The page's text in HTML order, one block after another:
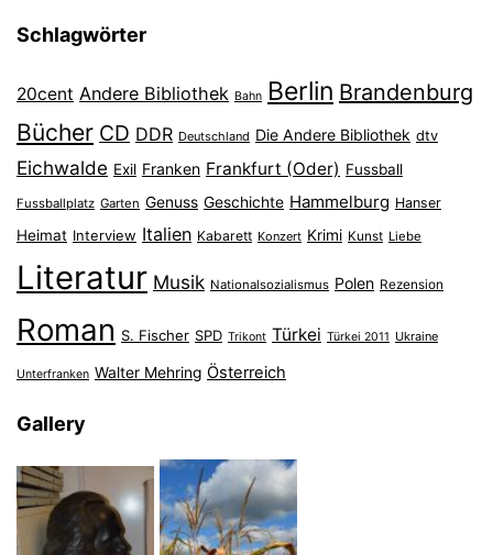
Schlagwörter
20cent Andere Bibliothek Bahn Berlin Brandenburg
Bücher CD DDR Deutschland Die Andere Bibliothek dtv
Eichwalde Exil Franken Frankfurt (Oder) Fussball
Fussballplatz Garten Genuss Geschichte Hammelburg Hanser
Heimat Interview Italien Kabarett Konzert Krimi Kunst Liebe
Literatur Musik Nationalsozialismus Polen Rezension
Roman S. Fischer SPD Trikont Türkei Türkei 2011 Ukraine
Unterfranken Walter Mehring Österreich
Gallery